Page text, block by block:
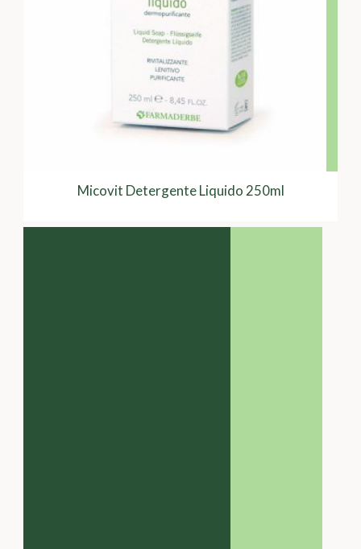
Micovit Detergente Liquido 250ml